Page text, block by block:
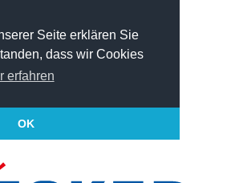
Seite erklären Sie
dass wir Cookies
erfahren
OK